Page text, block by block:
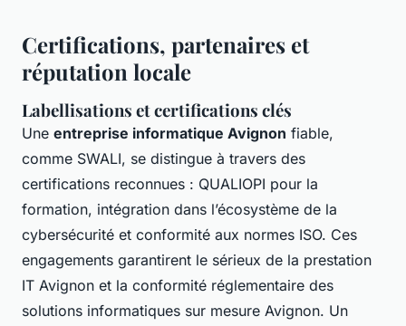
Certifications, partenaires et
réputation locale
Labellisations et certifications clés
Une entreprise informatique Avignon fiable,
comme SWALI, se distingue à travers des
certifications reconnues : QUALIOPI pour la
formation, intégration dans l’écosystème de la
cybersécurité et conformité aux normes ISO. Ces
engagements garantirent le sérieux de la prestation
IT Avignon et la conformité réglementaire des
solutions informatiques sur mesure Avignon. Un